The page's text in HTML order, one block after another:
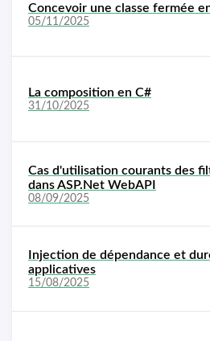
Concevoir une classe fermée
05/11/2025
La composition en C#
31/10/2025
Cas d'utilisation courants des
dans ASP.Net WebAPI
08/09/2025
Injection de dépendance et
applicatives
15/08/2025